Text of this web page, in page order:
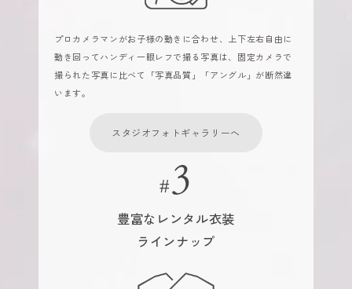
プロカメラマンがお子様の動きに合わせ、上下左右自由に
動き回ってハンディ一眼レフで撮る写真は、固定カメラで
撮られた写真に比べて「写真品質」「アングル」が断然違
います。
スタジオフォトギャラリーへ
豊富なレンタル衣装
ラインナップ